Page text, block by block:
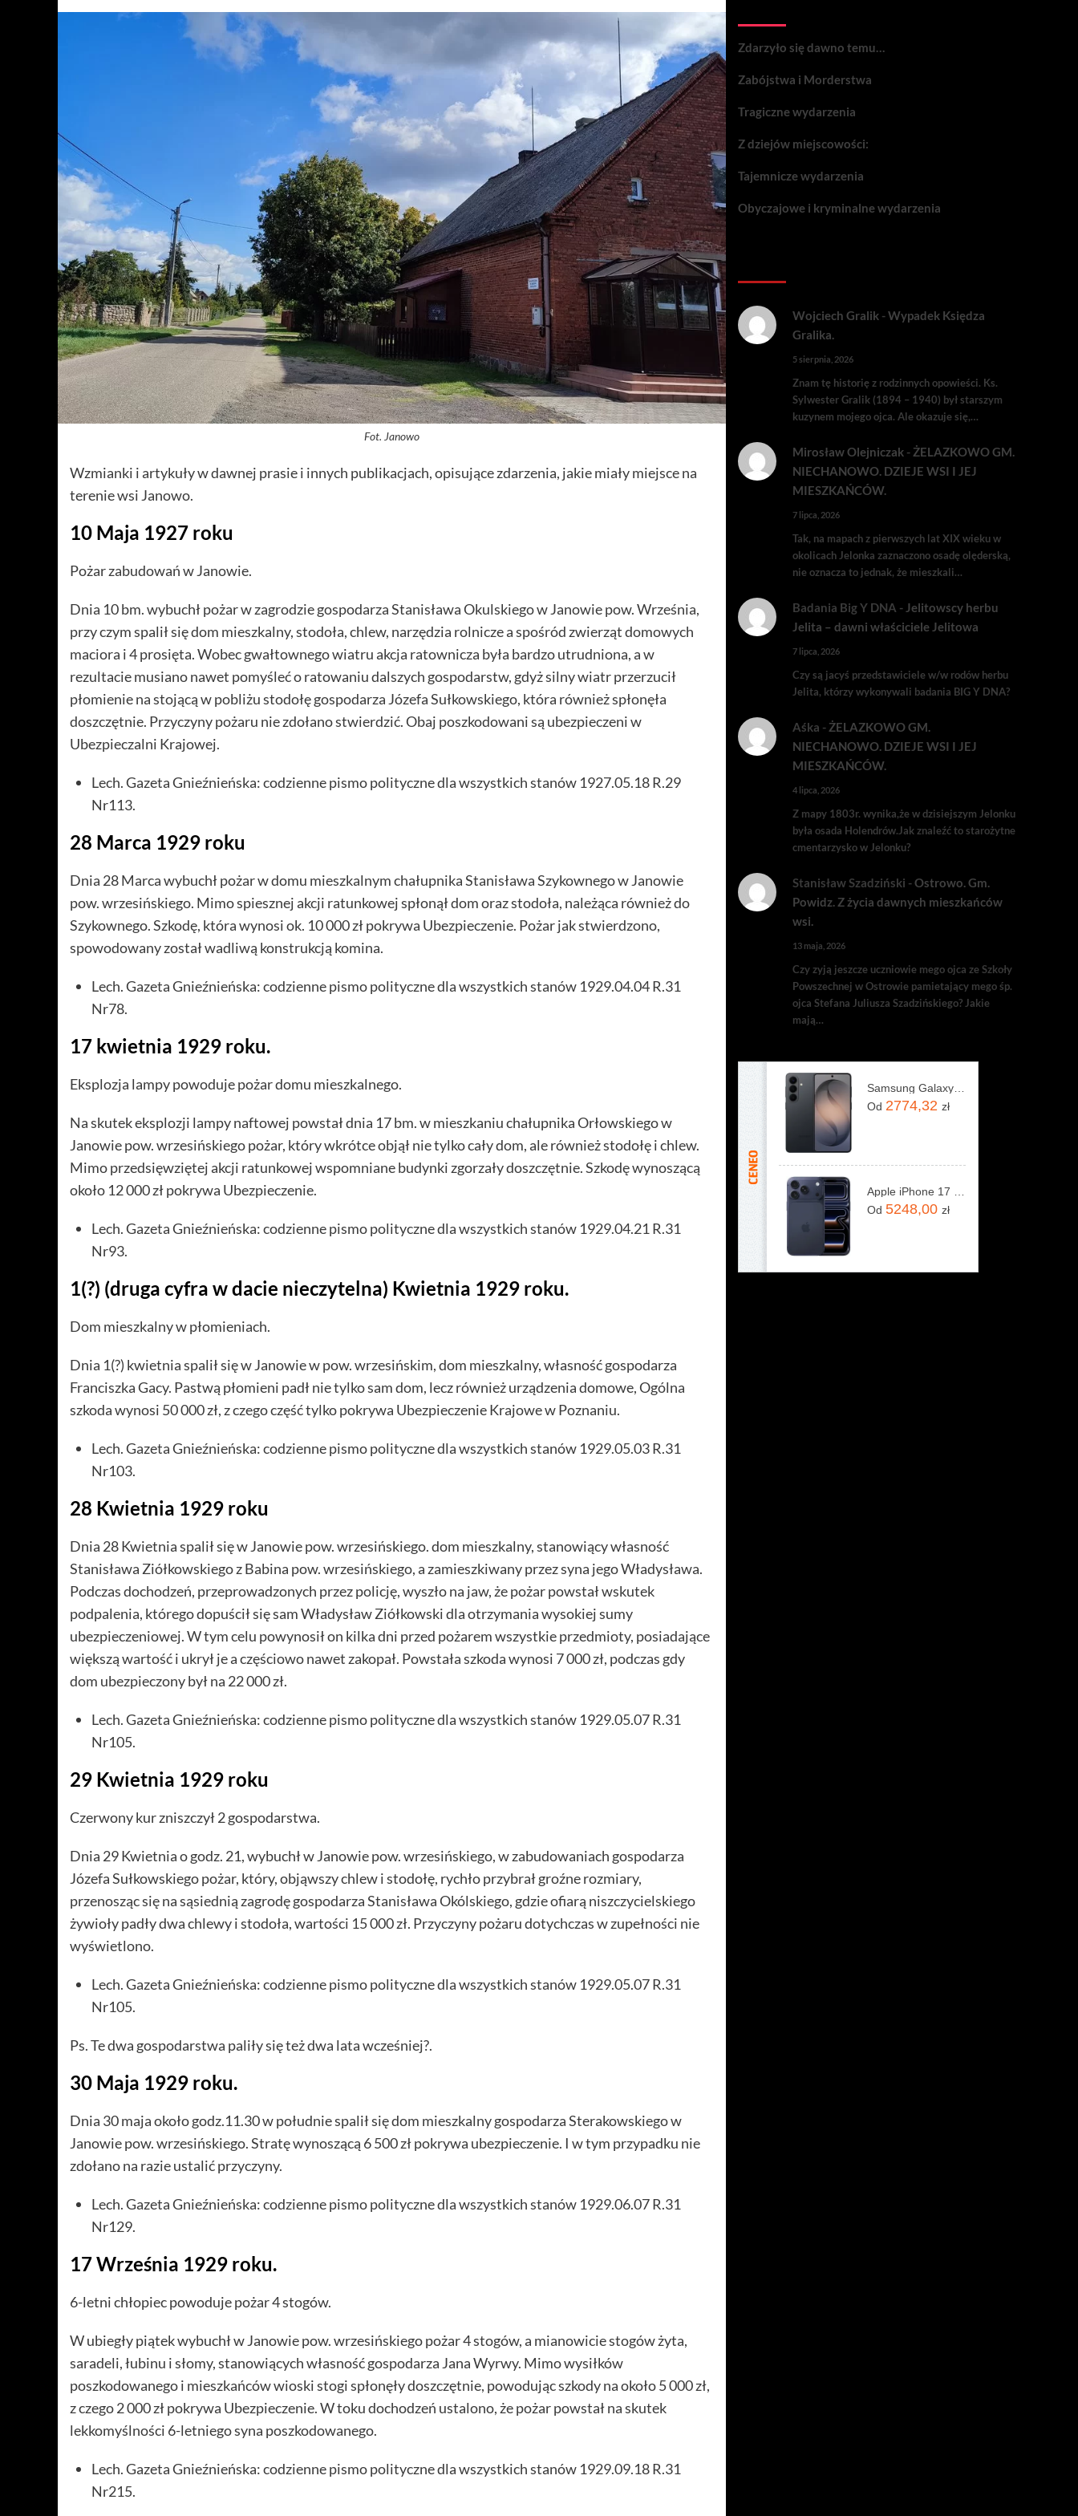
Fot. Janowo
Wzmianki i artykuły w dawnej prasie i innych publikacjach, opisujące zdarzenia, jakie miały miejsce na
terenie wsi Janowo.
10 Maja 1927 roku
Pożar zabudowań w Janowie.
Dnia 10 bm. wybuchł pożar w zagrodzie gospodarza Stanisława Okulskiego w Janowie pow. Września,
przy czym spalił się dom mieszkalny, stodoła, chlew, narzędzia rolnicze a spośród zwierząt domowych
maciora i 4 prosięta. Wobec gwałtownego wiatru akcja ratownicza była bardzo utrudniona, a w
rezultacie musiano nawet pomyśleć o ratowaniu dalszych gospodarstw, gdyż silny wiatr przerzucił
płomienie na stojącą w pobliżu stodołę gospodarza Józefa Sułkowskiego, która również spłonęła
doszczętnie. Przyczyny pożaru nie zdołano stwierdzić. Obaj poszkodowani są ubezpieczeni w
Ubezpieczalni Krajowej.
Lech. Gazeta Gnieźnieńska: codzienne pismo polityczne dla wszystkich stanów 1927.05.18 R.29
Nr113.
28 Marca 1929 roku
Dnia 28 Marca wybuchł pożar w domu mieszkalnym chałupnika Stanisława Szykownego w Janowie
pow. wrzesińskiego. Mimo spiesznej akcji ratunkowej spłonął dom oraz stodoła, należąca również do
Szykownego. Szkodę, która wynosi ok. 10 000 zł pokrywa Ubezpieczenie. Pożar jak stwierdzono,
spowodowany został wadliwą konstrukcją komina.
Lech. Gazeta Gnieźnieńska: codzienne pismo polityczne dla wszystkich stanów 1929.04.04 R.31
Nr78.
17 kwietnia 1929 roku.
Eksplozja lampy powoduje pożar domu mieszkalnego.
Na skutek eksplozji lampy naftowej powstał dnia 17 bm. w mieszkaniu chałupnika Orłowskiego w
Janowie pow. wrzesińskiego pożar, który wkrótce objął nie tylko cały dom, ale również stodołę i chlew.
Mimo przedsięwziętej akcji ratunkowej wspomniane budynki zgorzały doszczętnie. Szkodę wynoszącą
około 12 000 zł pokrywa Ubezpieczenie.
Lech. Gazeta Gnieźnieńska: codzienne pismo polityczne dla wszystkich stanów 1929.04.21 R.31
Nr93.
1(?) (druga cyfra w dacie nieczytelna) Kwietnia 1929 roku.
Dom mieszkalny w płomieniach.
Dnia 1(?) kwietnia spalił się w Janowie w pow. wrzesińskim, dom mieszkalny, własność gospodarza
Franciszka Gacy. Pastwą płomieni padł nie tylko sam dom, lecz również urządzenia domowe, Ogólna
szkoda wynosi 50 000 zł, z czego część tylko pokrywa Ubezpieczenie Krajowe w Poznaniu.
Lech. Gazeta Gnieźnieńska: codzienne pismo polityczne dla wszystkich stanów 1929.05.03 R.31
Nr103.
28 Kwietnia 1929 roku
Dnia 28 Kwietnia spalił się w Janowie pow. wrzesińskiego. dom mieszkalny, stanowiący własność
Stanisława Ziółkowskiego z Babina pow. wrzesińskiego, a zamieszkiwany przez syna jego Władysława.
Podczas dochodzeń, przeprowadzonych przez policję, wyszło na jaw, że pożar powstał wskutek
podpalenia, którego dopuścił się sam Władysław Ziółkowski dla otrzymania wysokiej sumy
ubezpieczeniowej. W tym celu powynosił on kilka dni przed pożarem wszystkie przedmioty, posiadające
większą wartość i ukrył je a częściowo nawet zakopał. Powstała szkoda wynosi 7 000 zł, podczas gdy
dom ubezpieczony był na 22 000 zł.
Lech. Gazeta Gnieźnieńska: codzienne pismo polityczne dla wszystkich stanów 1929.05.07 R.31
Nr105.
29 Kwietnia 1929 roku
Czerwony kur zniszczył 2 gospodarstwa.
Dnia 29 Kwietnia o godz. 21, wybuchł w Janowie pow. wrzesińskiego, w zabudowaniach gospodarza
Józefa Sułkowskiego pożar, który, objąwszy chlew i stodołę, rychło przybrał groźne rozmiary,
przenosząc się na sąsiednią zagrodę gospodarza Stanisława Okólskiego, gdzie ofiarą niszczycielskiego
żywioły padły dwa chlewy i stodoła, wartości 15 000 zł. Przyczyny pożaru dotychczas w zupełności nie
wyświetlono.
Lech. Gazeta Gnieźnieńska: codzienne pismo polityczne dla wszystkich stanów 1929.05.07 R.31
Nr105.
Ps. Te dwa gospodarstwa paliły się też dwa lata wcześniej?.
30 Maja 1929 roku.
Dnia 30 maja około godz.11.30 w południe spalił się dom mieszkalny gospodarza Sterakowskiego w
Janowie pow. wrzesińskiego. Stratę wynoszącą 6 500 zł pokrywa ubezpieczenie. I w tym przypadku nie
zdołano na razie ustalić przyczyny.
Lech. Gazeta Gnieźnieńska: codzienne pismo polityczne dla wszystkich stanów 1929.06.07 R.31
Nr129.
17 Września 1929 roku.
6-letni chłopiec powoduje pożar 4 stogów.
W ubiegły piątek wybuchł w Janowie pow. wrzesińskiego pożar 4 stogów, a mianowicie stogów żyta,
saradeli, łubinu i słomy, stanowiących własność gospodarza Jana Wyrwy. Mimo wysiłków
poszkodowanego i mieszkańców wioski stogi spłonęły doszczętnie, powodując szkody na około 5 000 zł,
z czego 2 000 zł pokrywa Ubezpieczenie. W toku dochodzeń ustalono, że pożar powstał na skutek
lekkomyślności 6-letniego syna poszkodowanego.
Lech. Gazeta Gnieźnieńska: codzienne pismo polityczne dla wszystkich stanów 1929.09.18 R.31
Nr215.
Zdarzyło się dawno temu…
Zabójstwa i Morderstwa
Tragiczne wydarzenia
Z dziejów miejscowości:
Tajemnicze wydarzenia
Obyczajowe i kryminalne wydarzenia
Wojciech Gralik-Wypadek Księdza
Gralika.
5 sierpnia, 2026
Znam tę historię z rodzinnych opowieści. Ks.
Sylwester Gralik (1894 – 1940) był starszym
kuzynem mojego ojca. Ale okazuje się,…
Mirosław Olejniczak- ŻELAZKOWO GM.
NIECHANOWO. DZIEJE WSI I JEJ
MIESZKAŃCÓW.
7 lipca, 2026
Tak, na mapach z pierwszych lat XIX wieku w
okolicach Jelonka zaznaczono osadę olęderską,
nie oznacza to jednak, że mieszkali…
Badania Big Y DNA - Jelitowscy herbu
Jelita – dawni właściciele Jelitowa
7 lipca, 2026
Czy są jacyś przedstawiciele w/w rodów herbu
Jelita, którzy wykonywali badania BIG Y DNA?
Aśka - ŻELAZKOWO GM.
NIECHANOWO. DZIEJE WSI I JEJ
MIESZKAŃCÓW.
4 lipca, 2026
Z mapy 1803r. wynika,że w dzisiejszym Jelonku
była osada Holendrów.Jak znaleźć to starożytne
cmentarzysko w Jelonku?
Stanisław Szadziński -Ostrowo. Gm.
Powidz. Z życia dawnych mieszkańców
wsi.
13 maja, 2026
Czy zyją jeszcze uczniowie mego ojca ze Szkoły
Powszechnej w Ostrowie pamietający mego śp.
ojca Stefana Juliusza Szadzińskiego? Jakie
mają…
Samsung Galaxy S26 SM-S942 12/256GB Czarny
Od 2774,32 zł
Od 5248,00 zł